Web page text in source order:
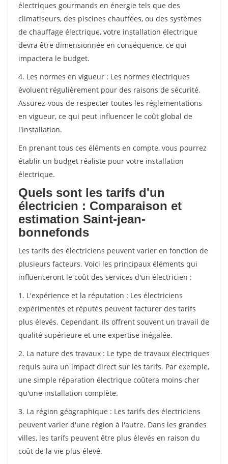
électriques gourmands en énergie tels que des
climatiseurs, des piscines chauffées, ou des systèmes
de chauffage électrique, votre installation électrique
devra être dimensionnée en conséquence, ce qui
impactera le budget.
4. Les normes en vigueur : Les normes électriques
évoluent régulièrement pour des raisons de sécurité.
Assurez-vous de respecter toutes les réglementations
en vigueur, ce qui peut influencer le coût global de
l'installation.
En prenant tous ces éléments en compte, vous pourrez
établir un budget réaliste pour votre installation
électrique.
Quels sont les tarifs d'un
électricien : Comparaison et
estimation Saint-jean-
bonnefonds
Les tarifs des électriciens peuvent varier en fonction de
plusieurs facteurs. Voici les principaux éléments qui
influenceront le coût des services d'un électricien :
1. L'expérience et la réputation : Les électriciens
expérimentés et réputés peuvent facturer des tarifs
plus élevés. Cependant, ils offrent souvent un travail de
qualité supérieure et une expertise inégalée.
2. La nature des travaux : Le type de travaux électriques
requis aura un impact direct sur les tarifs. Par exemple,
une simple réparation électrique coûtera moins cher
qu'une installation complète.
3. La région géographique : Les tarifs des électriciens
peuvent varier d'une région à l'autre. Dans les grandes
villes, les tarifs peuvent être plus élevés en raison du
coût de la vie plus élevé.